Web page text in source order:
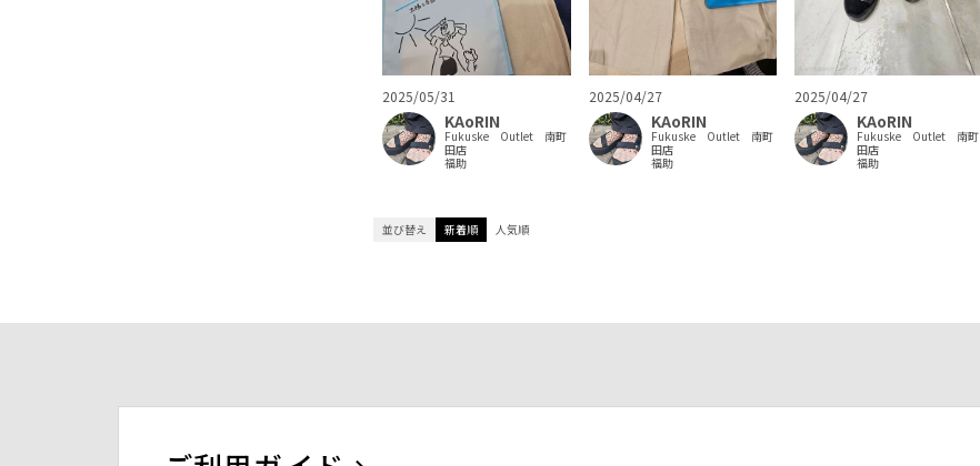
2025/05/31
KAoRIN
Fukuske Outlet 南町
田店
福助
2025/04/27
KAoRIN
Fukuske Outlet 南町
田店
福助
2025/04/27
KAoRIN
Fukuske Outlet 南町
田店
福助
並び替え 新着順 人気順